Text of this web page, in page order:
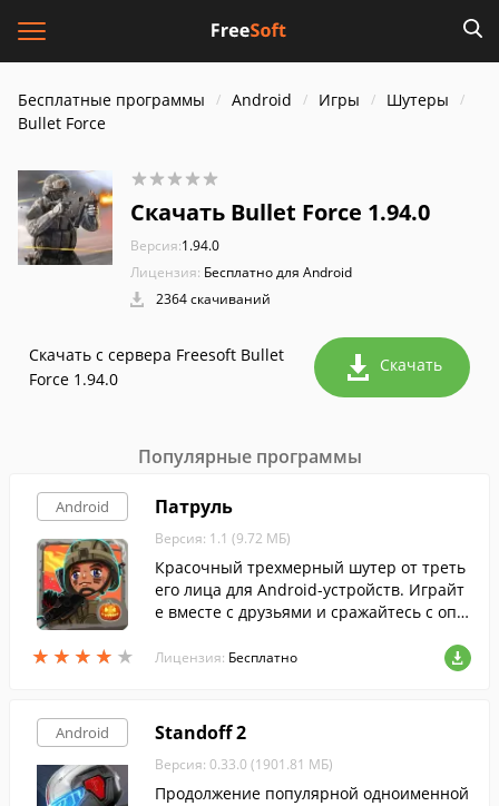
Бесплатные программы Android Игры
Шутеры
Bullet Force
Скачать Bullet Force 1.94.0
Версия:1.94.0
Лицензия: Бесплатно для Android
2364 скачиваний
Скачать с сервера Freesoft Bullet
Force 1.94.0
Скачать
Популярные программы
Android
★ ★ ★ ★ ★
★ ★ ★ ★ ★
Патруль
Версия: 1.1 (9.72 МБ)
Красочный трехмерный шутер от треть
его лица для Android-устройств. Играйт
е вместе с друзьями и сражайтесь с опа
я игровых миссий.
Лицензия: Бесплатно
Android Standoff 2
Версия: 0.33.0 (1901.81 МБ)
Продолжение популярной одноименной